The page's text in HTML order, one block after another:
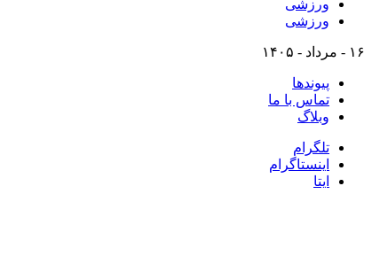
ورزشی
ورزشی
۱۶ - مرداد - ۱۴۰۵
پیوندها
تماس با ما
وبلاگ
تلگرام
اینستاگرام
ایتا